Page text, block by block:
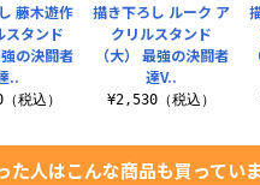
藤木遊作
スタンド
強の決闘者
..
税込）
描き下ろし ルーク ア
クリルスタンド
（大） 最強の決闘者
達V..
¥2,530（税込）
た人はこんな商品も買ってい